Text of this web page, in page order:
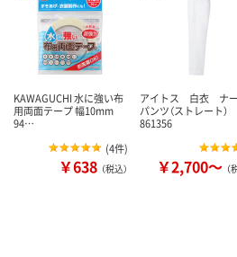
KAWAGUCHI 水に強い布
用両面テープ 幅10mm
94…
(4件)
￥638 （税込）
アイトス 白衣 ナ
パンツ（ストレート）
861356
￥2,700～ （